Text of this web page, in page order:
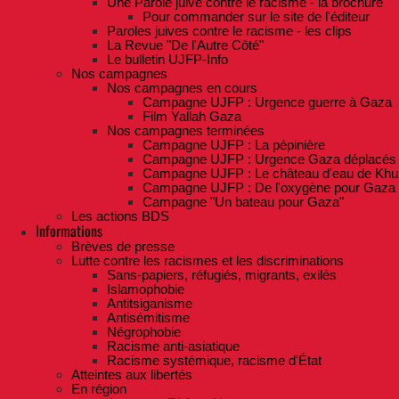
Pour commander sur le site de l'éditeur
Paroles juives contre le racisme - les clips
La Revue "De l'Autre Côté"
Le bulletin UJFP-Info
Nos campagnes
Nos campagnes en cours
Campagne UJFP : Urgence guerre à Gaza
Film Yallah Gaza
Nos campagnes terminées
Campagne UJFP : La pépinière
Campagne UJFP : Urgence Gaza déplacés
Campagne UJFP : Le château d'eau de
Campagne UJFP : De l'oxygène pour Gaza
Campagne "Un bateau pour Gaza"
Les actions BDS
Informations
Brèves de presse
Lutte contre les racismes et les discriminations
Sans-papiers, réfugiés, migrants, exilés
Islamophobie
Antitsiganisme
Antisémitisme
Négrophobie
Racisme anti-asiatique
Racisme systémique, racisme d'État
Atteintes aux libertés
En région